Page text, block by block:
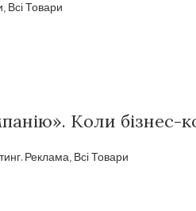
, Всі Товари
Коли
Реклама, Всі Товари